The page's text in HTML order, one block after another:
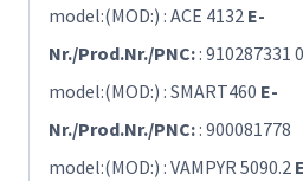
model:(MOD:) : ACE 4132 E-
Nr./Prod.Nr./PNC:: 910287331
model:(MOD:) : SMART460 E-
Nr./Prod.Nr./PNC:: 900081778
model:(MOD:) : VAMPYR 5090.2